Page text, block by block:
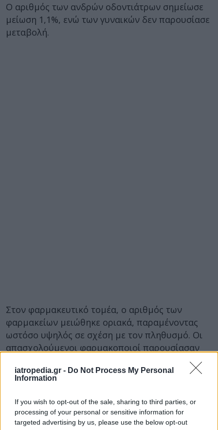
iatropedia.gr - Do Not Process My Personal
Information
If you wish to opt-out of the sale, sharing to third parties, or
processing of your personal or sensitive information for
targeted advertising by us, please use the below opt-out
Ο αριθμός των ανδρών οδοντιάτρων σημείωσε
μείωση 1,1%, ενώ των γυναικών δεν παρουσίασε
μεταβολή.
Στον φαρμακευτικό τομέα, ο αριθμός των
φαρμακείων μειώθηκε οριακά, παραμένοντας
ωστόσο υψηλός σε σχέση με τον πληθυσμό. Οι
απασχολούμενοι φαρμακοποιοί παρουσίασαν